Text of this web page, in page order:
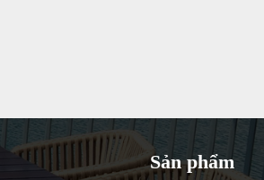
Sản phẩm